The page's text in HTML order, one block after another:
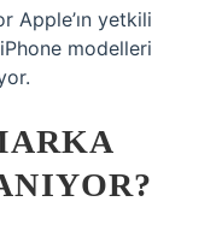
Apple’ın yetkili
modelleri